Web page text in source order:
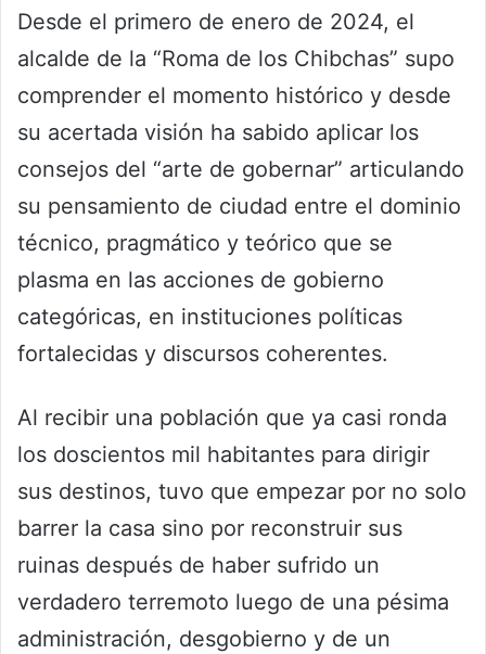
Desde el primero de enero de 2024, el
alcalde de la “Roma de los Chibchas” supo
comprender el momento histórico y desde
su acertada visión ha sabido aplicar los
consejos del “arte de gobernar” articulando
su pensamiento de ciudad entre el dominio
técnico, pragmático y teórico que se
plasma en las acciones de gobierno
categóricas, en instituciones políticas
fortalecidas y discursos coherentes.
Al recibir una población que ya casi ronda
los doscientos mil habitantes para dirigir
sus destinos, tuvo que empezar por no solo
barrer la casa sino por reconstruir sus
ruinas después de haber sufrido un
verdadero terremoto luego de una pésima
administración, desgobierno y de un